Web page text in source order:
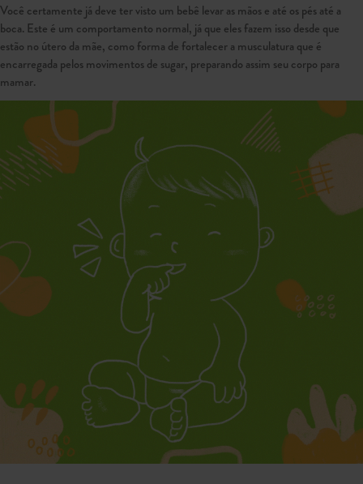
Você certamente já deve ter visto um bebê levar as mãos e até os pés até a
boca. Este é um comportamento normal, já que eles fazem isso desde que
estão no útero da mãe, como forma de fortalecer a musculatura que é
encarregada pelos movimentos de sugar, preparando assim seu corpo para
mamar.